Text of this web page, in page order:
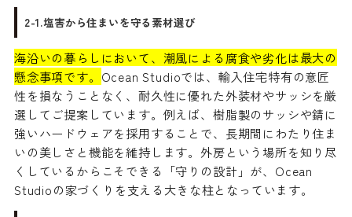
2-1.塩害から住まいを守る素材選び
海沿いの暮らしにおいて、潮風による腐食や劣化は最大の
懸念事項です。 Ocean Studioでは、輸入住宅特有の意匠
性を損なうことなく、耐久性に優れた外装材やサッシを厳
選してご提案しています。例えば、樹脂製のサッシや錆に
強いハードウェアを採用することで、長期間にわたり住ま
いの美しさと機能を維持します。外房という場所を知り尽
くしているからこそできる「守りの設計」が、Ocean
Studioの家づくりを支える大きな柱となっています。